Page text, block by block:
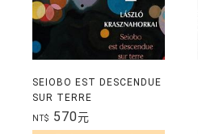
SEIOBO EST DESCENDUE
SUR TERRE
NT$ 570元